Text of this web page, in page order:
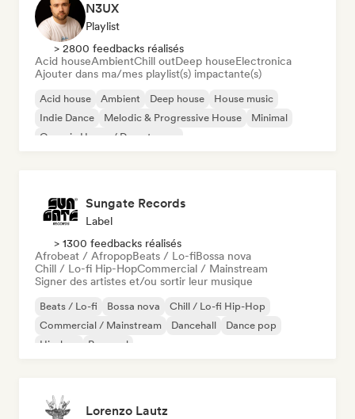
N3UX
Playlist
> 2800 feedbacks réalisés
Acid houseAmbientChill outDeep houseElectronica
Ajouter dans ma/mes playlist(s) impactante(s)
Acid house Ambient Deep house
House music
Indie Dance
Melodic & Progressive House
Minimal
Organic House / Downtempo
Sungate Records
Label
> 1300 feedbacks réalisés
Afrobeat / AfropopBeats / Lo-fiBossa nova
Chill / Lo-fi Hip-HopCommercial / Mainstream
Signer des artistes et/ou sortir leur musique
Beats / Lo-fi Bossa nova
Chill / Lo-fi Hip-Hop
Commercial / Mainstream
Dancehall
Dance pop
Hip-hop
Pop soul
Lorenzo Lautz